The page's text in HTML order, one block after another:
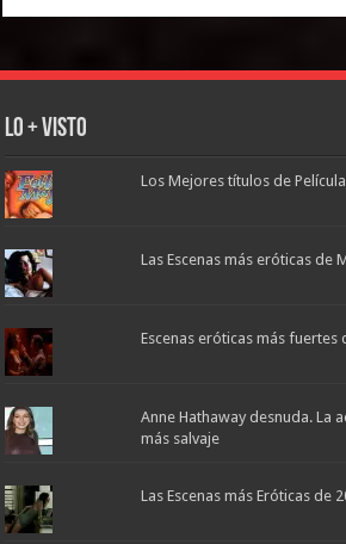
Lo + Visto
Los Mejores títulos de
Las Escenas más eróticas de
Escenas eróticas más
Anne Hathaway desnuda. La
más salvaje
Las Escenas más Eróticas de